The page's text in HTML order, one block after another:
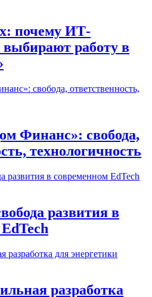
почему ИТ-
работу в
Финанс»: свобода,
технологичность
развития в
разработка